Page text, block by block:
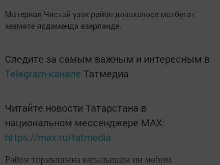
Материал Чистай үзәк район дәваханәсе матбугат
хезмәте ярдәмендә әзерләнде.
Следите за самым важным и интересным в
Telegram-канале Татмедиа
Читайте новости Татарстана в
национальном мессенджере MАХ:
https://max.ru/tatmedia
Район тормышына кагылышлы иң мөһим